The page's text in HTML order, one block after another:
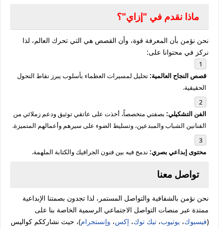
ماذا نقدم في "إزاي"؟
نحن نؤمن بأن المعرفة قوة، وأن القصص هي التي تحرك العالم، لذا
نركز في محتوانا على:
قصص النجاح العالمية:تحليل لمسيرات العظماء بأسلوب يبرز نقاط التحول
الحقيقية.
الفن التشكيلي: بصفتي متخصصاً، أخذت على عاتقي توثيق ودعم زملائي من
الفنانين الشباب والمبدعين، وتسليط الضوء على سيرهم وأعمالهم المتميزة.
محتوى إبداعي بصري: ندمج فيه بين فنون الجرافيك والكتابة الملهمة.
تواصل معنا
نحن نؤمن بالشفافية والتواصل المستمر، لذا تجدون بصمتنا الإبداعية
ممتدة عبر منصات التواصل الاجتماعي الرسمية الخاصة بنا على
(فيسبوك، يوتيوب، تيك توك، إكس، وإنستجرام)، حيث نشارككم كواليس